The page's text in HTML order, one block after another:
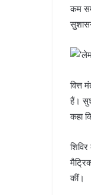
कम
वित्त
हैं।
कहा
कीं।